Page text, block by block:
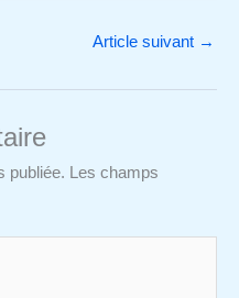
Article suivant →
publiée.
Les champs